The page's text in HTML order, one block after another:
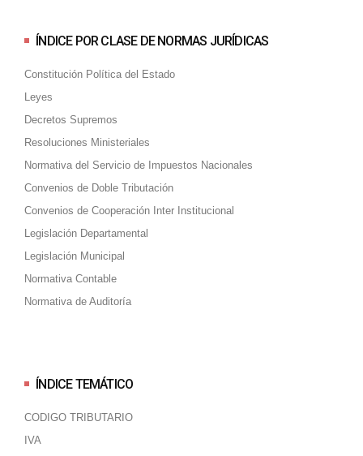
ÍNDICE POR CLASE DE NORMAS JURÍDICAS
Constitución Política del Estado
Leyes
Decretos Supremos
Resoluciones Ministeriales
Normativa del Servicio de Impuestos Nacionales
Convenios de Doble Tributación
Convenios de Cooperación Inter Institucional
Legislación Departamental
Legislación Municipal
Normativa Contable
Normativa de Auditoría
ÍNDICE TEMÁTICO
CODIGO TRIBUTARIO
IVA